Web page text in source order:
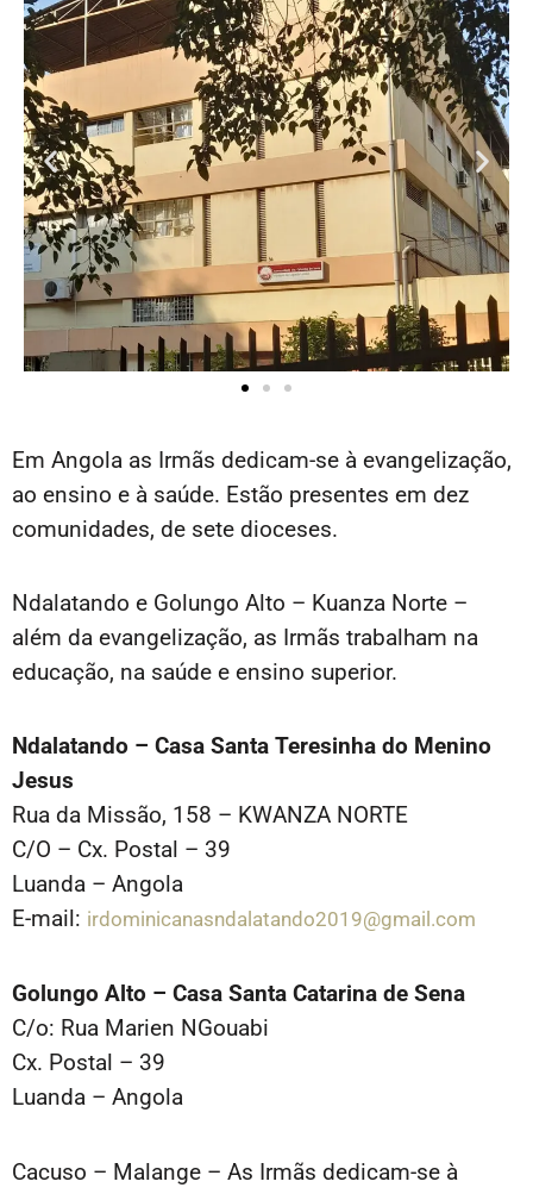
Em Angola as Irmãs dedicam-se à evangelização,
ao ensino e à saúde. Estão presentes em dez
comunidades, de sete dioceses.
Ndalatando e Golungo Alto – Kuanza Norte –
além da evangelização, as Irmãs trabalham na
educação, na saúde e ensino superior.
Ndalatando – Casa Santa Teresinha do Menino
Jesus
Rua da Missão, 158 – KWANZA NORTE
C/O – Cx. Postal – 39
Luanda – Angola
E-mail: irdominicanasndalatando2019@gmail.com
Golungo Alto – Casa Santa Catarina de Sena
C/o: Rua Marien NGouabi
Cx. Postal – 39
Luanda – Angola
Cacuso – Malange – As Irmãs dedicam-se à